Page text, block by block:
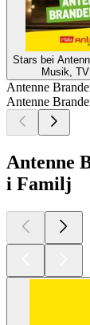
Stars bei
Musik,
Antenne
Antenne
Antenne
i Familj